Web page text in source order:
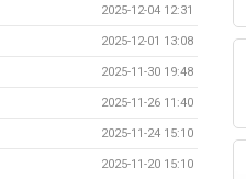
2025-12-04 12:31
2025-12-01 13:08
2025-11-30 19:48
2025-11-26 11:40
2025-11-24 15:10
2025-11-20 15:10